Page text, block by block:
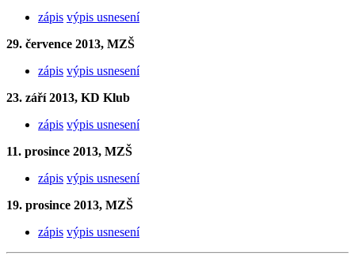
zápis výpis usnesení
29. července 2013, MZŠ
zápis výpis usnesení
23. září 2013, KD Klub
zápis výpis usnesení
11. prosince 2013, MZŠ
zápis výpis usnesení
19. prosince 2013, MZŠ
zápis výpis usnesení